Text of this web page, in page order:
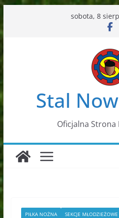
treści
sobota, 8
Stal
Oficjalna
PIŁKA NOŻNA SEKCJE MŁODZIEŻOWE